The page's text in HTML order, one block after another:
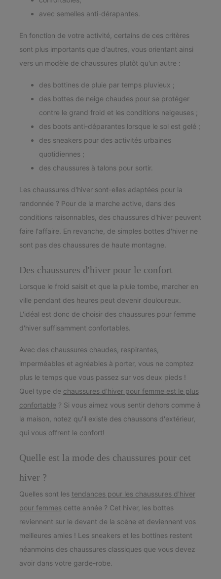
avec semelles anti-dérapantes.
En fonction de votre activité, certains de ces critères
sont plus importants que d'autres, vous orientant ainsi
vers un modèle de chaussures plutôt qu'un autre :
des bottines de pluie par temps pluvieux ;
des bottes de neige chaudes pour se protéger
contre le grand froid et les conditions neigeuses ;
des boots anti-déparantes lorsque le sol est gelé ;
des sneakers pour des activités urbaines
quotidiennes ;
des chaussures à talons pour sortir.
Les chaussures d'hiver sont-elles adaptées pour la
randonnée ? Pour de la marche active, dans des
conditions raisonnables, des chaussures d'hiver peuvent
faire l'affaire. En revanche, de simples bottes d'hiver ne
sont pas des chaussures de haute montagne.
Des chaussures d'hiver pour le confort
Lorsque le froid saisit et que la pluie tombe, marcher en
ville pendant des heures peut devenir douloureux.
L'idéal est donc de choisir des chaussures pour femme
d'hiver suffisamment confortables.
Avec des chaussures chaudes, respirantes,
imperméables et agréables à porter, vous ne comptez
plus le temps que vous passez sur vos deux pieds !
Quel type de chaussures d'hiver pour femme est le plus
confortable ? Si vous aimez vous sentir dehors comme à
la maison, notez qu'il existe des chaussons d'extérieur,
qui vous offrent le confort!
Quelle est la mode des chaussures pour cet
hiver ?
Quelles sont les tendances pour les chaussures d'hiver
pour femmescette année ? Cet hiver, les bottes
reviennent sur le devant de la scène et deviennent vos
meilleures amies ! Les sneakers et les bottines restent
néanmoins des chaussures classiques que vous devez
avoir dans votre garde-robe.